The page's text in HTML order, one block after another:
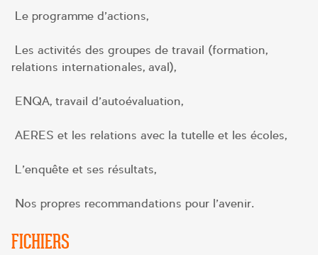
Le programme d’actions,
Les activités des groupes de travail (formation,
relations internationales, aval),
ENQA, travail d’autoévaluation,
AERES et les relations avec la tutelle et les écoles,
L’enquête et ses résultats,
Nos propres recommandations pour l’avenir.
FICHIERS